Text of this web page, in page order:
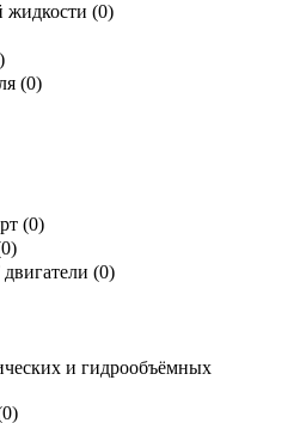
(0)
)
(0)
(0)
0)
(0)
и гидрообъёмных
0)